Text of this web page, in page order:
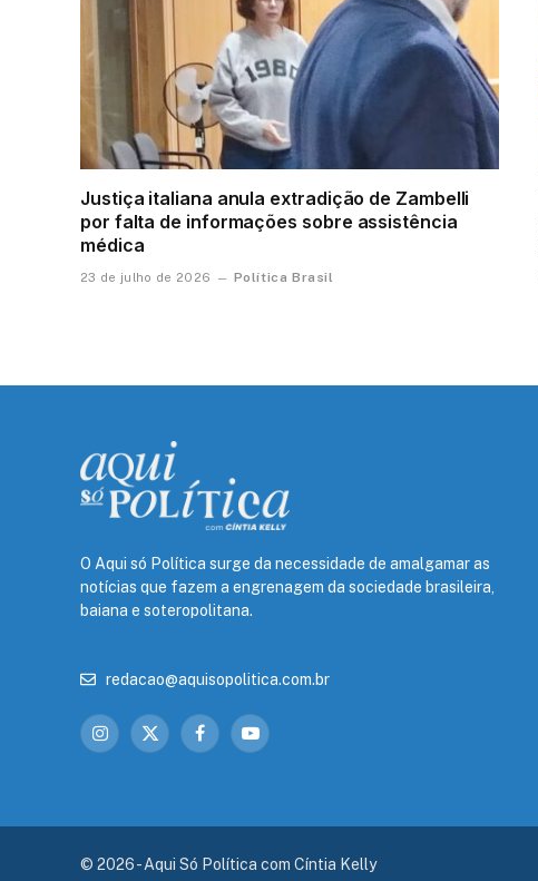
Justiça italiana anula extradição de Zambelli
por falta de informações sobre assistência
médica
23 de julho de 2026 Política Brasil
O Aqui só Política surge da necessidade de amalgamar as
notícias que fazem a engrenagem da sociedade brasileira,
baiana e soteropolitana.
redacao@aquisopolitica.com.br
Instagram
X
FacebookYouTube
© 2026 - Aqui Só Política com Cíntia Kelly